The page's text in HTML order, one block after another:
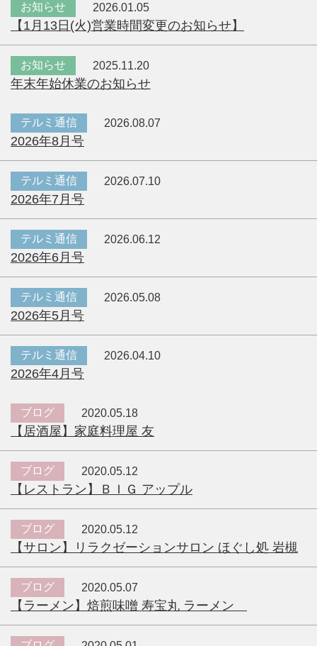
お知らせ 2026.01.05
【1月13日(火)営業時間変更のお知らせ】
お知らせ 2025.11.20
年末年始休業のお知らせ
テルミ通信 2026.08.07
2026年8月号
テルミ通信 2026.07.10
2026年7月号
テルミ通信 2026.06.12
2026年6月号
テルミ通信 2026.05.08
2026年5月号
テルミ通信 2026.04.10
2026年4月号
ブログ 2020.05.18
【居酒屋】家庭料理屋 友
ブログ 2020.05.12
【レストラン】ＢＩＧ アップル
ブログ 2020.05.12
【サロン】リラクゼーションサロン ほぐし処 岩槻
ブログ 2020.05.07
【ラーメン】焙煎味噌 寿宝丸 ラーメン